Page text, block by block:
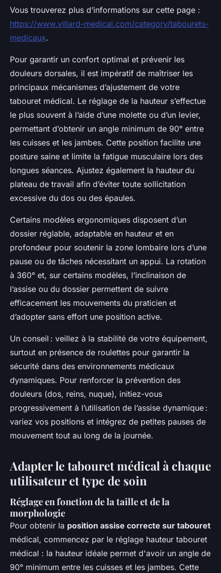
Vous trouverez plus d’informations sur cette page :
https://www.villard-medical.com/category/tabourets-
medicaux.
Pour garantir un confort optimal et prévenir les
douleurs dorsales, il est impératif de maîtriser les
principaux mécanismes d’ajustement de votre
tabouret médical. Le réglage de la hauteur s’effectue
le plus souvent à l’aide d’une molette ou d’un levier,
permettant d’obtenir un angle minimum de 90° entre
les cuisses et les jambes. Cette position facilite une
posture saine et limite la fatigue musculaire lors des
longues séances. Ajustez également la hauteur du
plateau de travail afin d’éviter toute sollicitation
excessive du dos ou des épaules.
Certains modèles ergonomiques disposent d’un
dossier réglable, adaptable en hauteur et en
profondeur pour soutenir la zone lombaire lors d’une
pause ou de tâches nécessitant un appui. La rotation
à 360° et, sur certains modèles, l’inclinaison de
l’assise ou du dossier permettent de suivre
efficacement les mouvements du praticien et
d’adopter sans effort une position active.
Un conseil : veillez à la stabilité de votre équipement,
surtout en présence de roulettes pour garantir la
sécurité dans des environnements médicaux
dynamiques. Pour renforcer la prévention des
douleurs (dos, reins, nuque), initiez-vous
progressivement à l’utilisation de l’assise dynamique :
variez vos positions et intégrez de petites pauses de
mouvement tout au long de la journée.
Adapter le tabouret médical à chaque
utilisateur et type de soin
Réglage en fonction de la taille et de la
morphologie
Pour obtenir la position assise correcte sur tabouret
médical, commencez par le réglage hauteur tabouret
médical : la hauteur idéale permet d'avoir un angle de
90° minimum entre les cuisses et les jambes. Cette